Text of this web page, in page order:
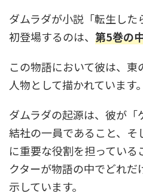
ダムラダが小説「転生し
初登場するのは、 第5巻の
この物語において彼は、
人物として描かれています。
ダムラダの起源は、彼が
結社の一員であること、そ
に重要な役割を担っている
クターが物語の中でどれ
示しています。